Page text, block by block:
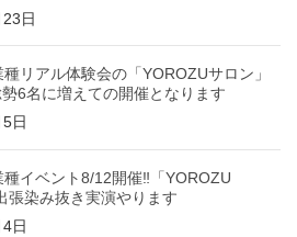
日
リアル体験会の「YOROZUサロン」
6名に増えての開催となります
日
イベント8/12開催‼「YOROZU
張染み抜き実演やります
日